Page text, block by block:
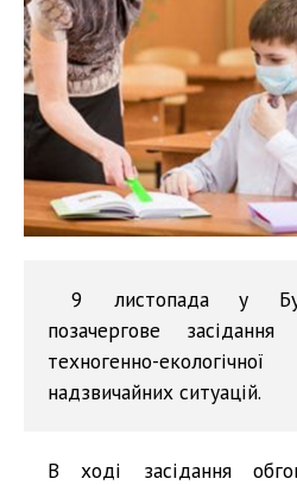
9 листопада у
позачергове
техногенно-
надзвичайних ситуацій.
В ході засідання